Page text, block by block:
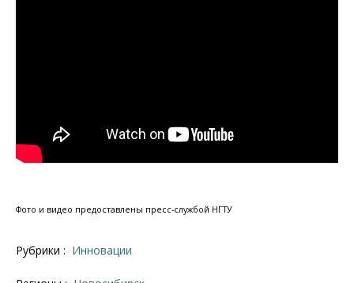
Фото и видео предоставлены пресс-службой НГТУ
Рубрики : Инновации